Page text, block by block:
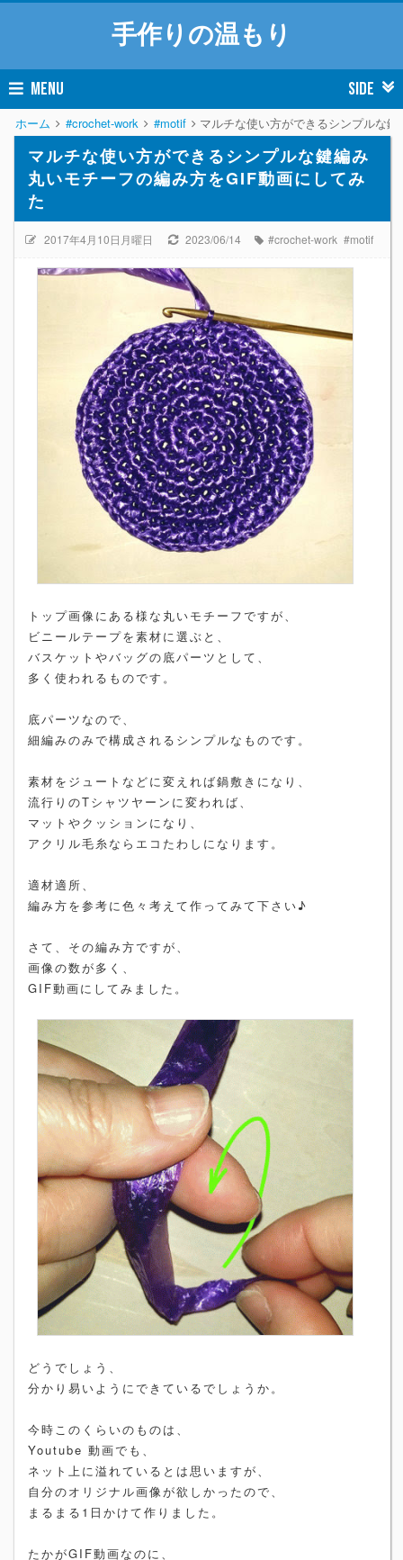
手作りの温もり
MENU SIDE
ホーム #crochet-work #motif マルチな使い方ができるシンプルな
マルチな使い方ができるシンプルな鍵編み
丸いモチーフの編み方をGIF動画にしてみ
た
2017年4月10日月曜日 2023/06/14 #crochet-work #motif
トップ画像にある様な丸いモチーフですが、
ビニールテープを素材に選ぶと、
バスケットやバッグの底パーツとして、
多く使われるものです。
底パーツなので、
細編みのみで構成されるシンプルなものです。
素材をジュートなどに変えれば鍋敷きになり、
流行りのTシャツヤーンに変われば、
マットやクッションになり、
アクリル毛糸ならエコたわしになります。
適材適所、
編み方を参考に色々考えて作ってみて下さい♪
さて、その編み方ですが、
画像の数が多く、
GIF動画にしてみました。
どうでしょう、
分かり易いようにできているでしょうか。
今時このくらいのものは、
Youtube 動画でも、
ネット上に溢れているとは思いますが、
自分のオリジナル画像が欲しかったので、
まるまる1日かけて作りました。
たかがGIF動画なのに、